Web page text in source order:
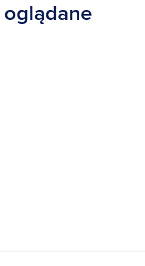
oglądane